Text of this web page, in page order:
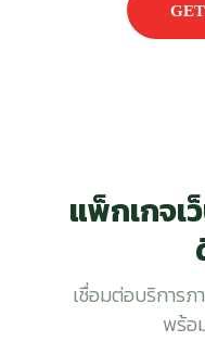
แพ็กเกจเ
เชื่อมต่อบริการ
พร้อ